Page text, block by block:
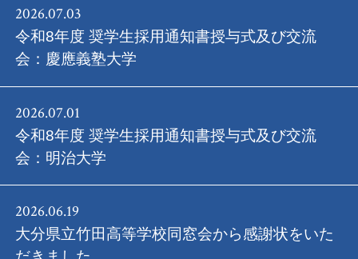
2026.07.03
令和8年度 奨学生採用通知書授与式及び交流
会：慶應義塾大学
2026.07.01
令和8年度 奨学生採用通知書授与式及び交流
会：明治大学
2026.06.19
大分県立竹田高等学校同窓会から感謝状をいた